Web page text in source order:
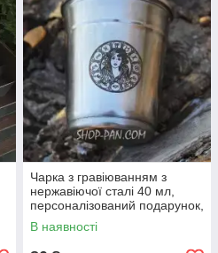
Чарка з гравіюванням з
нержавіючої сталі 40 мл,
персоналізований подарунок,
іменне гравірування на
замовлення
В наявності